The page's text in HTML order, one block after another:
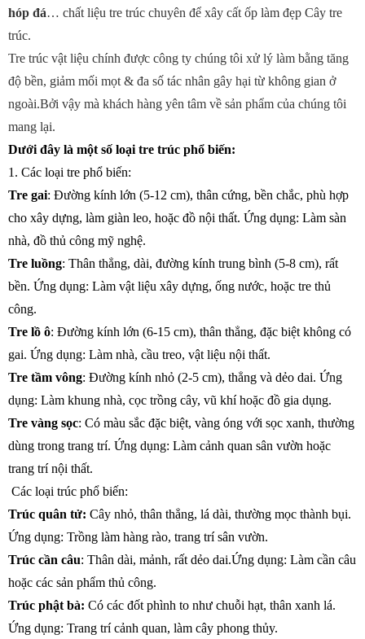
hóp đá… chất liệu tre trúc chuyên để xây cất ốp làm đẹp Cây tre
trúc.
Tre trúc vật liệu chính được công ty chúng tôi xử lý làm bằng tăng
độ bền, giảm mối mọt & đa số tác nhân gây hại từ không gian ở
ngoài.Bởi vậy mà khách hàng yên tâm về sản phẩm của chúng tôi
mang lại.
Dưới đây là một số loại tre trúc phổ biến:
1. Các loại tre phổ biến:
Tre gai: Đường kính lớn (5-12 cm), thân cứng, bền chắc, phù hợp
cho xây dựng, làm giàn leo, hoặc đồ nội thất. Ứng dụng: Làm sàn
nhà, đồ thủ công mỹ nghệ.
Tre luồng: Thân thẳng, dài, đường kính trung bình (5-8 cm), rất
bền. Ứng dụng: Làm vật liệu xây dựng, ống nước, hoặc tre thủ
công.
Tre lồ ô: Đường kính lớn (6-15 cm), thân thẳng, đặc biệt không có
gai. Ứng dụng: Làm nhà, cầu treo, vật liệu nội thất.
Tre tầm vông: Đường kính nhỏ (2-5 cm), thẳng và dẻo dai. Ứng
dụng: Làm khung nhà, cọc trồng cây, vũ khí hoặc đồ gia dụng.
Tre vàng sọc: Có màu sắc đặc biệt, vàng óng với sọc xanh, thường
dùng trong trang trí. Ứng dụng: Làm cảnh quan sân vườn hoặc
trang trí nội thất.
Các loại trúc phổ biến:
Trúc quân tử: Cây nhỏ, thân thẳng, lá dài, thường mọc thành bụi.
Ứng dụng: Trồng làm hàng rào, trang trí sân vườn.
Trúc cần câu: Thân dài, mảnh, rất dẻo dai.Ứng dụng: Làm cần câu
hoặc các sản phẩm thủ công.
Trúc phật bà: Có các đốt phình to như chuỗi hạt, thân xanh lá.
Ứng dụng: Trang trí cảnh quan, làm cây phong thủy.